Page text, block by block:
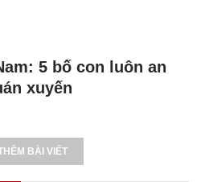
5 bố con luôn an
xuyến
BÀI VIẾT